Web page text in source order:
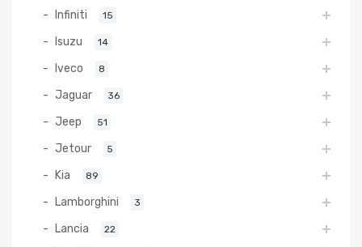
Infiniti 15
Isuzu 14
Iveco 8
Jaguar 36
Jeep 51
Jetour 5
Kia 89
Lamborghini 3
Lancia 22